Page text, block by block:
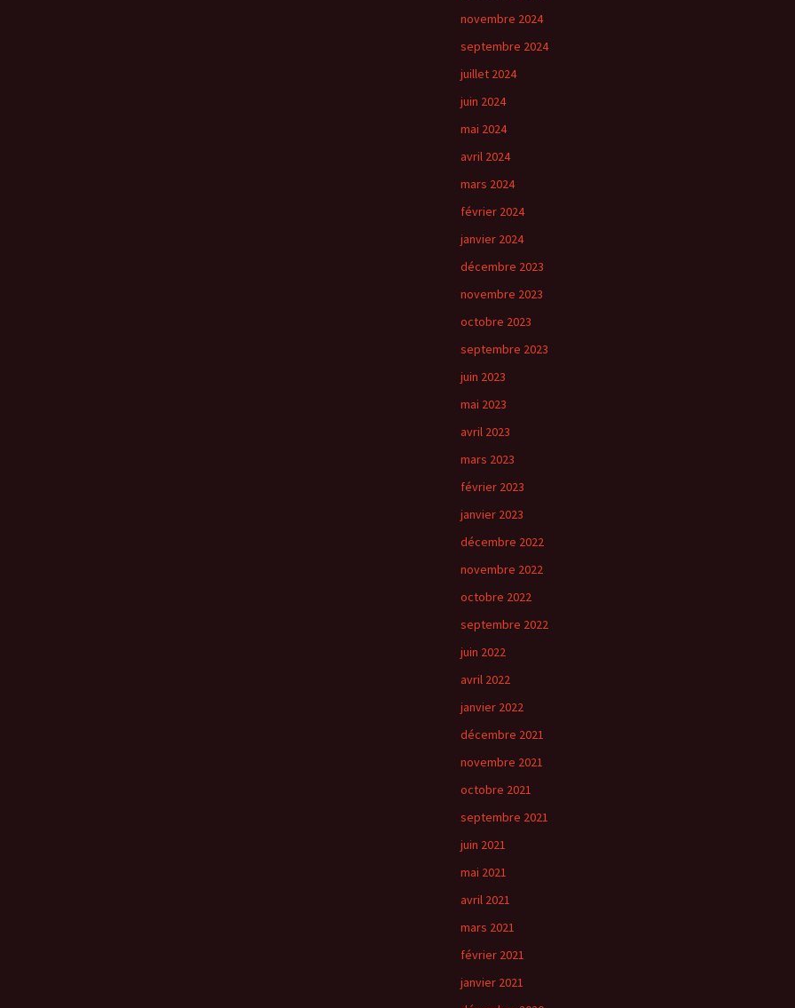
novembre 2024
septembre 2024
juillet 2024
juin 2024
mai 2024
avril 2024
mars 2024
février 2024
janvier 2024
décembre 2023
novembre 2023
octobre 2023
septembre 2023
juin 2023
mai 2023
avril 2023
mars 2023
février 2023
janvier 2023
décembre 2022
novembre 2022
octobre 2022
septembre 2022
juin 2022
avril 2022
janvier 2022
décembre 2021
novembre 2021
octobre 2021
septembre 2021
juin 2021
mai 2021
avril 2021
mars 2021
février 2021
janvier 2021